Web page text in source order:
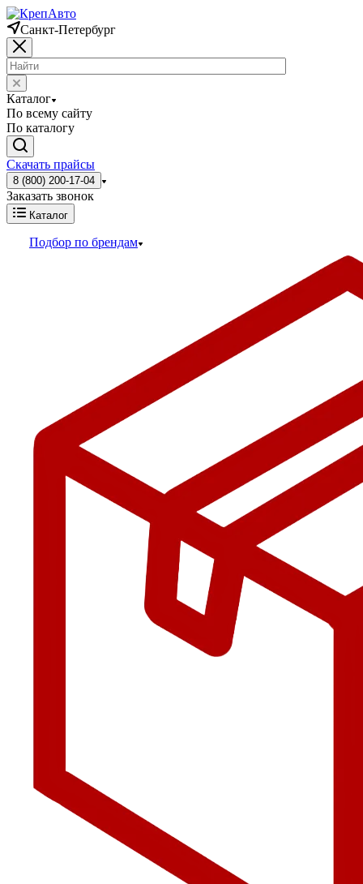
Санкт-Петербург
Каталог
По всему сайту
По каталогу
Скачать прайсы
8 (800) 200-17-04
Заказать звонок
Каталог
Подбор по брендам